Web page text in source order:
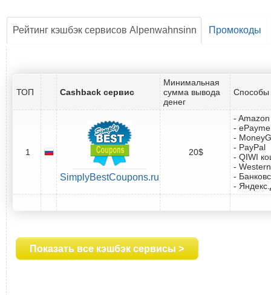
Рейтинг кэшбэк сервисов Alpenwahnsinn Промокоды
ТОП Cashback сервис
Минимальная
сумма вывода
денег
Способы
1
SimplyBestCoupons.ru
20$
-
-
-
- PayPal
- QIWI
-
-
-
Показать все кэшбэк сервисы >